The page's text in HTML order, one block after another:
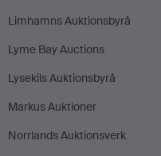
Limhamns Auktionsbyrå
Lyme Bay Auctions
Lysekils Auktionsbyrå
Markus Auktioner
Norrlands Auktionsverk